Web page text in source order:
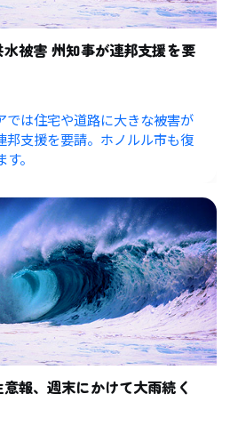
被害 州知事が連邦支援を要
では住宅や道路に大きな被害が
邦支援を要請。ホノルル市も復
。
報、週末にかけて大雨続く